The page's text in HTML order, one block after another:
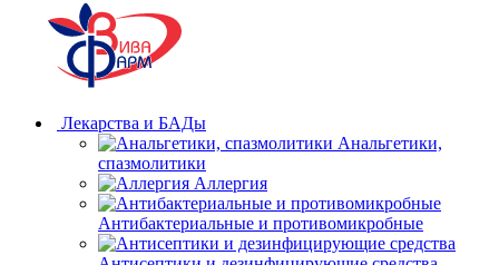
Лекарства и БАДы
Анальгетики,
спазмолитики
Аллергия
Антибактериальные и противомикробные